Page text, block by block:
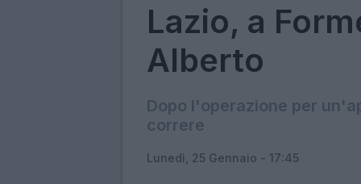
Lazio, a
Alberto
Dopo l'operazione per
correre
Lunedì, 25 Gennaio - 17:45